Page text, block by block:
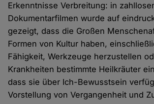
Erkenntnisse Verbreitung: in
Dokumentarfilmen wurde auf
gezeigt, dass die Großen
Formen von Kultur haben,
Fähigkeit, Werkzeuge herzustellen
Krankheiten bestimmte Heilkräuter
dass sie über Ich-Bewusstsein
Vorstellung von Vergangenheit und